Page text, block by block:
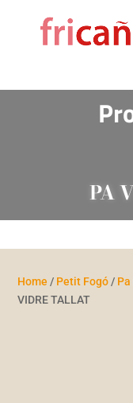
PA
Home / Petit Fogó/
VIDRE TALLAT